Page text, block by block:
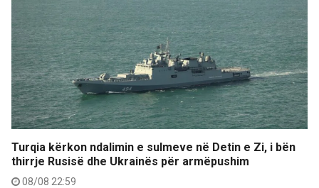
Turqia kërkon ndalimin e sulmeve në Detin e Zi, i bën
thirrje Rusisë dhe Ukrainës për armëpushim
08/08 22:59